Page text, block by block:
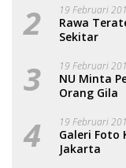
2 19 Februari
Rawa
Sekitar
3 19 Februari
NU Minta
Orang Gila
4 19 Februari
Galeri Foto
Jakarta